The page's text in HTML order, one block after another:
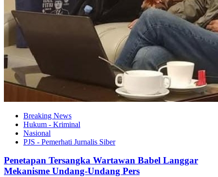
Breaking News
Hukum - Kriminal
Nasional
PJS - Pemerhati Jurnalis Siber
Penetapan Tersangka Wartawan Babel Langgar
Mekanisme Undang-Undang Pers